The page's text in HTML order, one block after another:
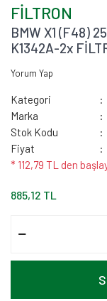
FİLTRON
BMW X1 (F48)
K1342A-2x
Yorum Yap
Kategori
Marka
Stok Kodu
Fiyat
* 112,79 TL den
885,12 TL